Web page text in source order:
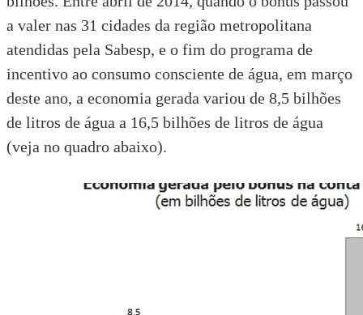
a valer nas 31 cidades da região metropolitana
atendidas pela Sabesp, e o fim do programa de
incentivo ao consumo consciente de água, em março
deste ano, a economia gerada variou de 8,5 bilhões
de litros de água a 16,5 bilhões de litros de água
(veja no quadro abaixo).